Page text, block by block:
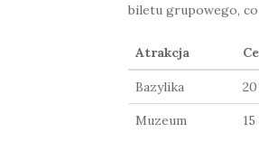
biletu grupowego,
Atrakcja
Bazylika 20
Muzeum 15